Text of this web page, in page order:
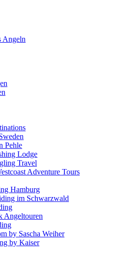
Angeln
Pehle
Lodge
Travel
Adventure Tours
Hamburg
im Schwarzwald
Angeltouren
by Sascha Weiher
by Kaiser